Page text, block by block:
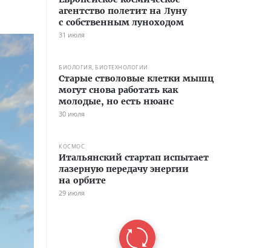
агентство полетит на Луну
с собственным луноходом
31 июля
БИОЛОГИЯ, БИОТЕХНОЛОГИИ
Старые стволовые клетки мышц
могут снова работать как
молодые, но есть нюанс
30 июля
КОСМОС
Итальянский стартап испытает
лазерную передачу энергии
на орбите
29 июля